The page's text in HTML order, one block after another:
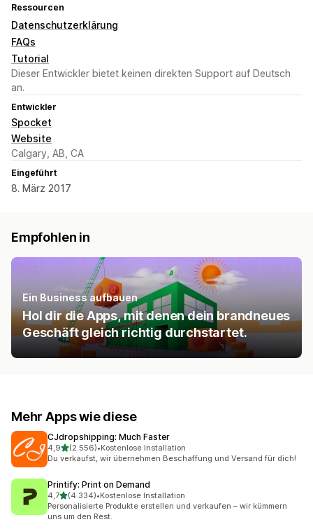
Ressourcen
Datenschutzerklärung
FAQs
Tutorial
Dieser Entwickler bietet keinen direkten Support auf Deutsch
an.
Entwickler
Spocket
Website
Calgary, AB, CA
Eingeführt
8. März 2017
Empfohlen in
Ein Business aufbauen
Hol dir die Apps, mit denen dein brandneues
Geschäft gleich richtig durchstartet.
Mehr Apps wie diese
CJdropshipping: Much Faster
4,9von 5 Sternen
(2.556)
2556 Rezensionen insgesamt
•Kostenlose Installation
Du verkaufst, wir übernehmen Beschaffung und Versand für dich!
Printify: Print on Demand
4,7von 5 Sternen
(4.334)
4334 Rezensionen insgesamt
•Kostenlose Installation
Personalisierte Produkte erstellen und verkaufen – wir kümmern
uns um den Rest.